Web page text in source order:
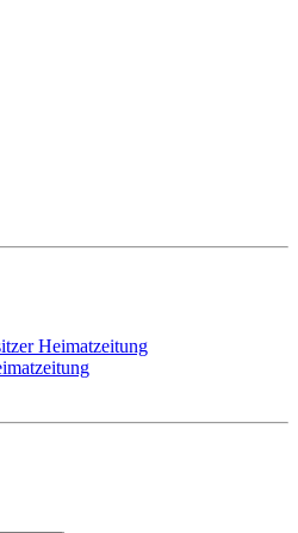
Heimatzeitung